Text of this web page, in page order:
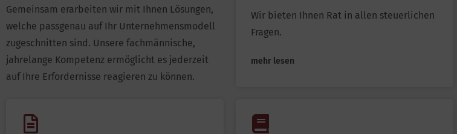
Gemeinsam erarbeiten wir mit Ihnen Lösungen,
welche passgenau auf Ihr Unternehmensmodell
zugeschnitten sind. Unsere fachmännische,
jahrelange Kompetenz ermöglicht es jederzeit
auf Ihre Erfordernisse reagieren zu können.
Wir bieten Ihnen Rat in allen steuerlichen
Fragen.
mehr lesen